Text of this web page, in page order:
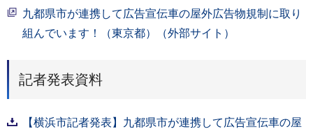
九都県市が連携して広告宣伝車の屋外広告物規制に取り
組んでいます！（東京都）（外部サイト）
記者発表資料
【横浜市記者発表】九都県市が連携して広告宣伝車の屋